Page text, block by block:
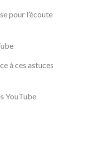
pour l’écoute
à ces astuces
YouTube